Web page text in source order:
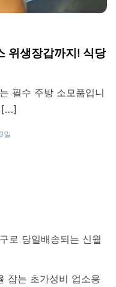
위생장갑까지! 식당
필수 주방 소모품입니
[…]
일
로 당일배송되는 신월
잡는 초가성비 업소용